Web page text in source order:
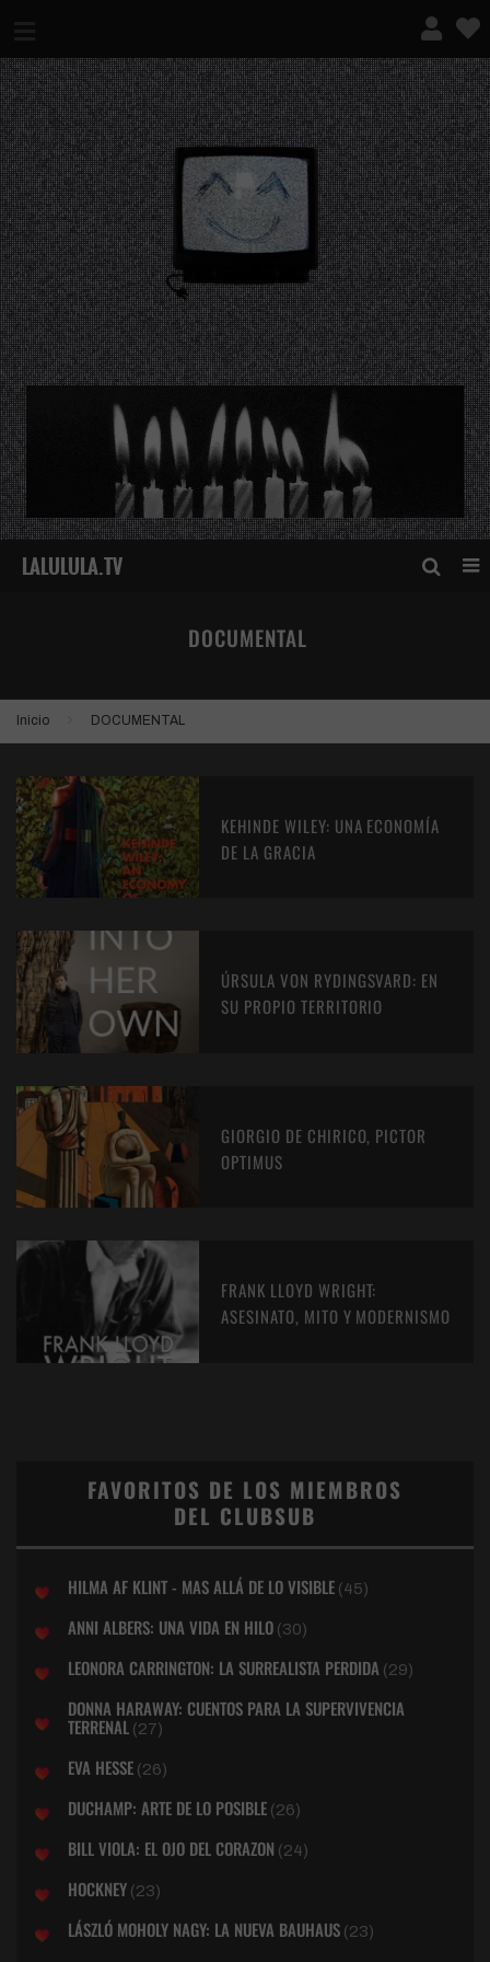
¿QUÉ ES ESTO?
DOCUMENTAL
Inicio DOCUMENTAL
KEHINDE WILEY: UNA ECONOMÍA
DE LA GRACIA
ÚRSULA VON RYDINGSVARD: EN
SU PROPIO TERRITORIO
GIORGIO DE CHIRICO, PICTOR
OPTIMUS
FRANK LLOYD WRIGHT:
ASESINATO, MITO Y MODERNISMO
FAVORITOS DE LOS MIEMBROS
DEL CLUBSUB
HILMA AF KLINT - MAS ALLÁ DE LO VISIBLE (45)
ANNI ALBERS: UNA VIDA EN HILO (30)
LEONORA CARRINGTON: LA SURREALISTA PERDIDA (29)
DONNA HARAWAY: CUENTOS PARA LA SUPERVIVENCIA
TERRENAL (27)
EVA HESSE (26)
DUCHAMP: ARTE DE LO POSIBLE (26)
BILL VIOLA: EL OJO DEL CORAZON (24)
HOCKNEY (23)
LÁSZLÓ MOHOLY NAGY: LA NUEVA BAUHAUS (23)